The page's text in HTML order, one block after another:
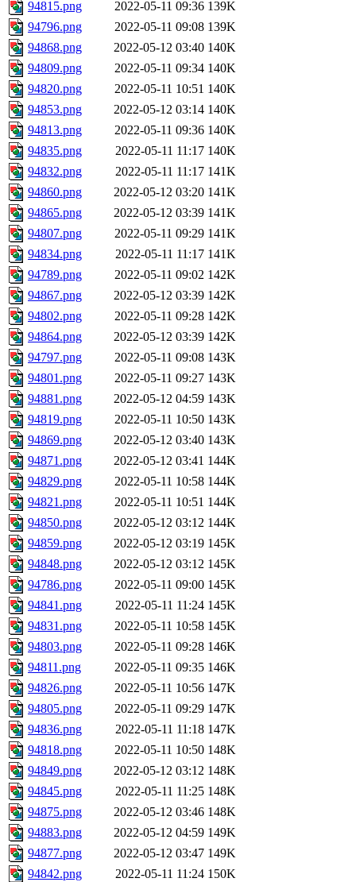
94815.png 2022-05-11 09:36 139K
94796.png
2022-05-11 09:08 139K
94868.png
2022-05-12 03:40 140K
94809.png
2022-05-11 09:34 140K
94820.png
2022-05-11 10:51 140K
94853.png
2022-05-12 03:14 140K
94813.png
2022-05-11 09:36 140K
94835.png
2022-05-11 11:17 140K
94832.png
2022-05-11 11:17 141K
94860.png
2022-05-12 03:20 141K
94865.png
2022-05-12 03:39 141K
94807.png
2022-05-11 09:29 141K
94834.png
2022-05-11 11:17 141K
94789.png
2022-05-11 09:02 142K
94867.png
2022-05-12 03:39 142K
94802.png
2022-05-11 09:28 142K
94864.png
2022-05-12 03:39 142K
94797.png
2022-05-11 09:08 143K
94801.png
2022-05-11 09:27 143K
94881.png
2022-05-12 04:59 143K
94819.png
2022-05-11 10:50 143K
94869.png
2022-05-12 03:40 143K
94871.png
2022-05-12 03:41 144K
94829.png
2022-05-11 10:58 144K
94821.png
2022-05-11 10:51 144K
94850.png
2022-05-12 03:12 144K
94859.png
2022-05-12 03:19 145K
94848.png
2022-05-12 03:12 145K
94786.png
2022-05-11 09:00 145K
94841.png
2022-05-11 11:24 145K
94831.png
2022-05-11 10:58 145K
94803.png
2022-05-11 09:28 146K
94811.png
2022-05-11 09:35 146K
94826.png
2022-05-11 10:56 147K
94805.png
2022-05-11 09:29 147K
94836.png
2022-05-11 11:18 147K
94818.png
2022-05-11 10:50 148K
94849.png
2022-05-12 03:12 148K
94845.png
2022-05-11 11:25 148K
94875.png
2022-05-12 03:46 148K
94883.png
2022-05-12 04:59 149K
94877.png
2022-05-12 03:47 149K
94842.png
2022-05-11 11:24 150K